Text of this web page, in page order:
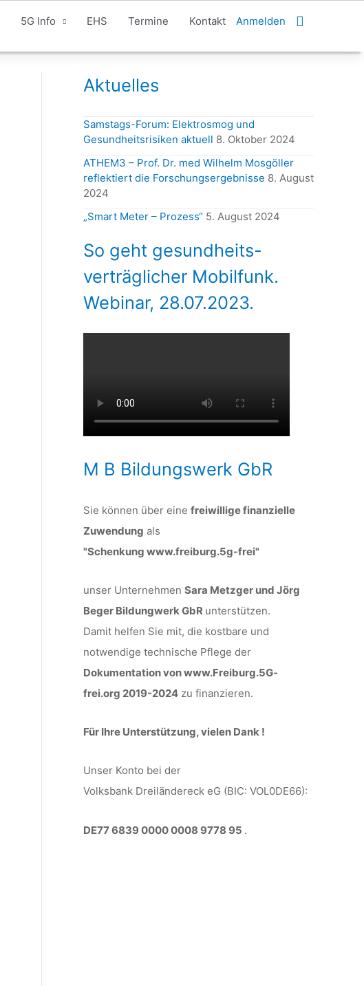
5G Info EHS Termine Kontakt Anmelden Suchen
Aktuelles
Samstags-Forum: Elektrosmog und
Gesundheitsrisiken aktuell 8. Oktober 2024
ATHEM3 – Prof. Dr. med Wilhelm Mosgöller
reflektiert die Forschungsergebnisse 8. August
2024
„Smart Meter – Prozess“ 5. August 2024
So geht gesundheits-
verträglicher Mobilfunk.
Webinar, 28.07.2023.
M B Bildungswerk GbR
Sie können über eine freiwillige finanzielle
Zuwendung als
"Schenkung www.freiburg.5g-frei"
unser Unternehmen Sara Metzger und Jörg
Beger Bildungwerk GbR unterstützen.
Damit helfen Sie mit, die kostbare und
notwendige technische Pflege der
Dokumentation von www.Freiburg.5G-
frei.org 2019-2024 zu finanzieren.
Für Ihre Unterstützung, vielen Dank !
Unser Konto bei der
Volksbank Dreiländereck eG (BIC: VOL0DE66):
DE77 6839 0000 0008 9778 95 .